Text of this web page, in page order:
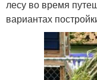
лесу во время
вариантах